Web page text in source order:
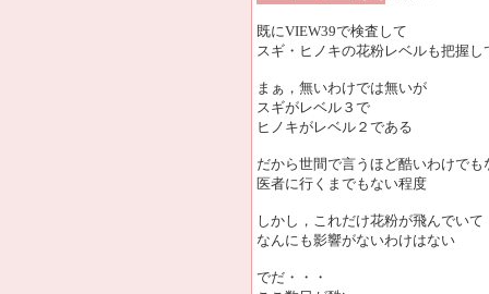
既にVIEW39で検査して
スギ・ヒノキの花粉レベルも把握し
まぁ，無いわけでは無いが
スギがレベル３で
ヒノキがレベル２である
だから世間で言うほど酷いわけでも
医者に行くまでもない程度
しかし，これだけ花粉が飛んでいて
なんにも影響がないわけはない
でだ・・・